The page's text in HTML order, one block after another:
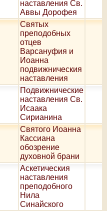
наставления Св.
Аввы Дорофея
Святых
преподобных
отцев
Варсануфия и
Иоанна
подвижническия
наставления
Подвижнические
наставления Св.
Исаака
Сирианина
Святого Иоанна
Кассиана
обозрение
духовной брани
Аскетическия
наставления
преподобного
Нила
Синайского